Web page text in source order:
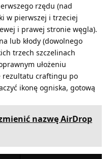
rzędu (nad
w pierwszej i trzeciej
i prawej stronie węgla).
lub kłody (dowolnego
trzech szczelinach
ułożeniu
rezultatu craftingu po
ikonę ogniska, gotową
nazwę AirDrop